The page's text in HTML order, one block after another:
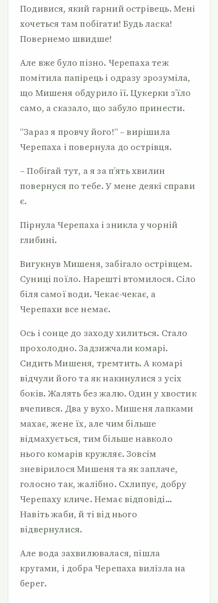
Подивися, який гарний острівець. Мені
хочеться там побігати! Будь ласка!
Повернемо швидше!
Але вже було пізно. Черепаха теж
помітила папірець і одразу зрозуміла,
що Мишеня обдурило її. Цукерки з’їло
само, а сказало, що забуло принести.
“Зараз я провчу його!” – вирішила
Черепаха і повернула до острівця.
– Побігай тут, а я за п’ять хвилин
повернуся по тебе. У мене деякі справи
є.
Пірнула Черепаха і зникла у чорній
глибині.
Вигукнув Мишеня, забігало острівцем.
Суниці поїло. Нарешті втомилося. Сіло
біля самої води. Чекає-чекає, а
Черепахи все немає.
Ось і сонце до заходу хилиться. Стало
прохолодно. Задзижчали комарі.
Сидить Мишеня, тремтить. А комарі
відчули його та як накинулися з усіх
боків. Жалять без жалю. Один у хвостик
вчепився. Два у вухо. Мишеня лапками
махає, жене їх, але чим більше
відмахується, тим більше навколо
нього комарів кружляє. Зовсім
зневірилося Мишеня та як заплаче,
голосно так, жалібно. Схлипує, добру
Черепаху кличе. Немає відповіді…
Навіть жаби, й ті від нього
відвернулися.
Але вода захвилювалася, пішла
кругами, і добра Черепаха вилізла на
берег.